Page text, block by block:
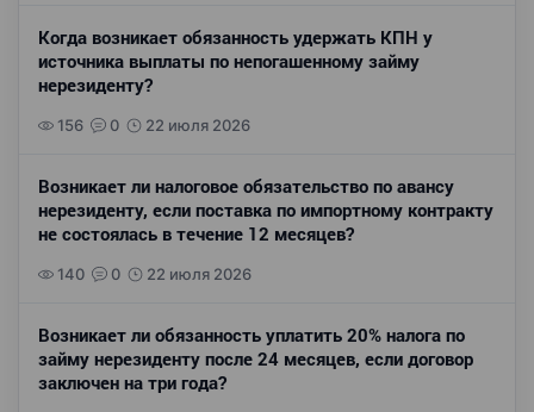
Когда возникает обязанность удержать КПН у
источника выплаты по непогашенному займу
нерезиденту?
156 0 22 июля 2026
Возникает ли налоговое обязательство по авансу
нерезиденту, если поставка по импортному контракту
не состоялась в течение 12 месяцев?
140 0 22 июля 2026
Возникает ли обязанность уплатить 20% налога по
займу нерезиденту после 24 месяцев, если договор
заключен на три года?